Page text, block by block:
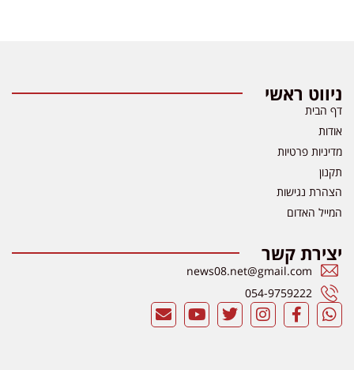
ניווט ראשי
דף הבית
אודות
מדיניות פרטיות
תקנון
הצהרת נגישות
המייל האדום
יצירת קשר
news08.net@gmail.com
054-9759222